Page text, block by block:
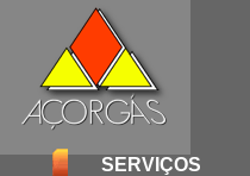
SERVIÇOS